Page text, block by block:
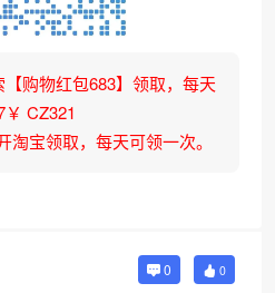
购物红包683】领取，每天
CZ321
淘宝领取，每天可领一次。
0 0